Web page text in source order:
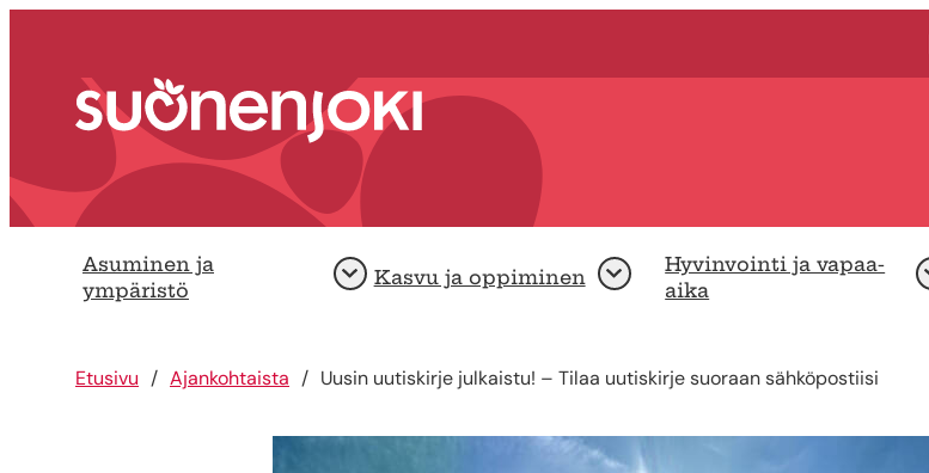
Etusivu
Asuminen ja
ympäristö
AvaaKasvu ja oppiminen Avaa
Hyvinvointi ja vapaa-
aika
Etusivu Ajankohtaista Uusin uutiskirje julkaistu! – Tilaa uutiskirje suoraan sähköpostiisi